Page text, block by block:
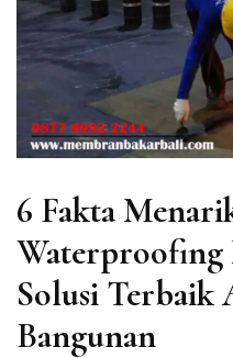
6 Fakta
Waterproofing
Solusi Terbaik
Bangunan